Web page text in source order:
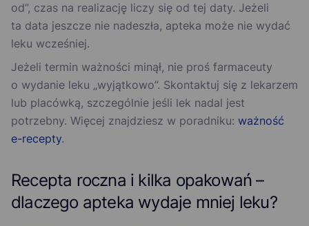
od”, czas na realizację liczy się od tej daty. Jeżeli
ta data jeszcze nie nadeszła, apteka może nie wydać
leku wcześniej.
Jeżeli termin ważności minął, nie proś farmaceuty
o wydanie leku „wyjątkowo”. Skontaktuj się z lekarzem
lub placówką, szczególnie jeśli lek nadal jest
potrzebny. Więcej znajdziesz w poradniku: ważność
e-recepty.
Recepta roczna i kilka opakowań –
dlaczego apteka wydaje mniej leku?